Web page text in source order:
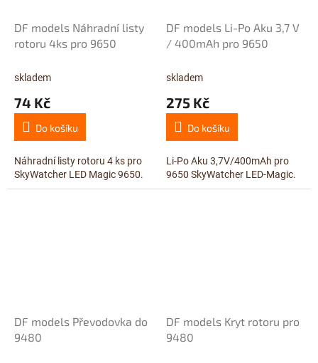
DF models Náhradní listy
rotoru 4ks pro 9650
skladem
74 Kč
Do košíku
Náhradní listy rotoru 4 ks pro
SkyWatcher LED Magic 9650.
DF models Li-Po Aku 3,7 V
/ 400mAh pro 9650
skladem
275 Kč
Do košíku
Li-Po Aku 3,7V/400mAh pro
9650 SkyWatcher LED-Magic.
DF models Převodovka do
9480
DF models Kryt rotoru pro
9480